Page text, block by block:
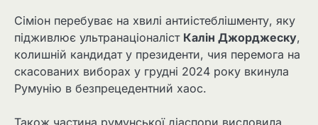
Сіміон перебуває на хвилі антиістеблішменту, яку
підживлює ультранаціоналіст Калін Джорджеску,
колишній кандидат у президенти, чия перемога на
скасованих виборах у грудні 2024 року вкинула
Румунію в безпрецедентний хаос.